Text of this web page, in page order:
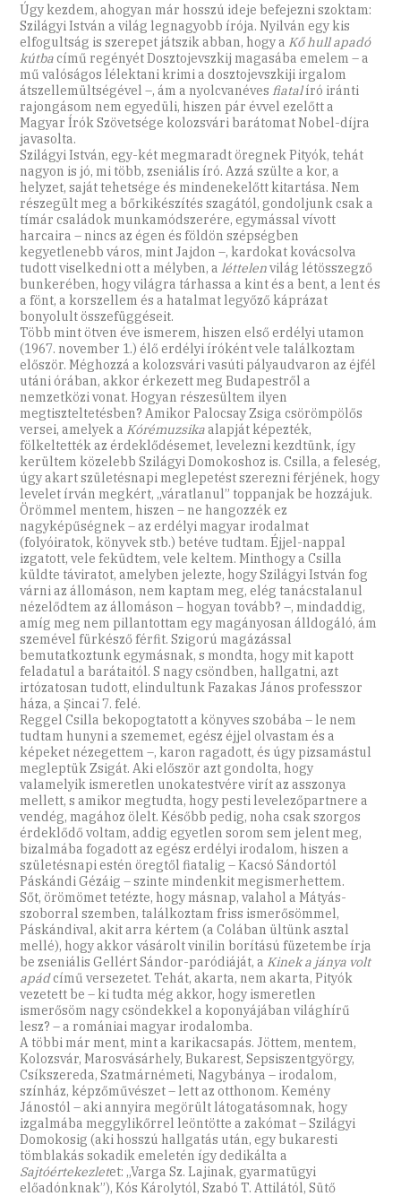
Úgy kezdem, ahogyan már hosszú ideje befejezni szoktam:
Szilágyi István a világ legnagyobb írója. Nyilván egy kis
elfogultság is szerepet játszik abban, hogy a Kő hull apadó
kútbacímű regényét Dosztojevszkij magasába emelem – a
mű valóságos lélektani krimi a dosztojevszkiji irgalom
átszellemültségével –, ám a nyolcvanévesfiatalíró iránti
rajongásom nem egyedüli, hiszen pár évvel ezelőtt a
Magyar Írók Szövetsége kolozsvári barátomat Nobel-díjra
javasolta.
Szilágyi István, egy-két megmaradt öregnek Pityók, tehát
nagyon is jó, mi több, zseniális író. Azzá szülte a kor, a
helyzet, saját tehetsége és mindenekelőtt kitartása. Nem
részegült meg a bőrkikészítés szagától, gondoljunk csak a
tímár családok munkamódszerére, egymással vívott
harcaira – nincs az égen és földön szépségben
kegyetlenebb város, mint Jajdon –, kardokat kovácsolva
tudott viselkedni ott a mélyben, aléttelenvilág létösszegző
bunkerében, hogy világra tárhassa a kint és a bent, a lent és
a fönt, a korszellem és a hatalmat legyőző káprázat
bonyolult összefüggéseit.
Több mint ötven éve ismerem, hiszen első erdélyi utamon
(1967. november 1.) élő erdélyi íróként vele találkoztam
először. Méghozzá a kolozsvári vasúti pályaudvaron az éjfél
utáni órában, akkor érkezett meg Budapestről a
nemzetközi vonat. Hogyan részesültem ilyen
megtiszteltetésben? Amikor Palocsay Zsiga csörömpölős
versei, amelyek a Kórémuzsikaalapját képezték,
fölkeltették az érdeklődésemet, levelezni kezdtünk, így
kerültem közelebb Szilágyi Domokoshoz is. Csilla, a feleség,
úgy akart születésnapi meglepetést szerezni férjének, hogy
levelet írván megkért, „váratlanul” toppanjak be hozzájuk.
Örömmel mentem, hiszen – ne hangozzék ez
nagyképűségnek – az erdélyi magyar irodalmat
(folyóiratok, könyvek stb.) betéve tudtam. Éjjel-nappal
izgatott, vele feküdtem, vele keltem. Minthogy a Csilla
küldte táviratot, amelyben jelezte, hogy Szilágyi István fog
várni az állomáson, nem kaptam meg, elég tanácstalanul
nézelődtem az állomáson – hogyan tovább? –, mindaddig,
amíg meg nem pillantottam egy magányosan álldogáló, ám
szemével fürkésző férfit. Szigorú magázással
bemutatkoztunk egymásnak, s mondta, hogy mit kapott
feladatul a barátaitól. S nagy csöndben, hallgatni, azt
irtózatosan tudott, elindultunk Fazakas János professzor
háza, a Șincai 7. felé.
Reggel Csilla bekopogtatott a könyves szobába – le nem
tudtam hunyni a szememet, egész éjjel olvastam és a
képeket nézegettem –, karon ragadott, és úgy pizsamástul
megleptük Zsigát. Aki először azt gondolta, hogy
valamelyik ismeretlen unokatestvére virít az asszonya
mellett, s amikor megtudta, hogy pesti levelezőpartnere a
vendég, magához ölelt. Később pedig, noha csak szorgos
érdeklődő voltam, addig egyetlen sorom sem jelent meg,
bizalmába fogadott az egész erdélyi irodalom, hiszen a
születésnapi estén öregtől fiatalig – Kacsó Sándortól
Páskándi Gézáig – szinte mindenkit megismerhettem.
Sőt, örömömet tetézte, hogy másnap, valahol a Mátyás-
szoborral szemben, találkoztam friss ismerősömmel,
Páskándival, akit arra kértem (a Colában ültünk asztal
mellé), hogy akkor vásárolt vinilin borítású füzetembe írja
be zseniális Gellért Sándor-paródiáját, a Kinek a jánya volt
apádcímű versezetet. Tehát, akarta, nem akarta, Pityók
vezetett be – ki tudta még akkor, hogy ismeretlen
ismerősöm nagy csöndekkel a koponyájában világhírű
lesz? – a romániai magyar irodalomba.
A többi már ment, mint a karikacsapás. Jöttem, mentem,
Kolozsvár, Marosvásárhely, Bukarest, Sepsiszentgyörgy,
Csíkszereda, Szatmárnémeti, Nagybánya – irodalom,
színház, képzőművészet – lett az otthonom. Kemény
Jánostól – aki annyira megörült látogatásomnak, hogy
izgalmába meggylikőrrel leöntötte a zakómat – Szi­lá­gyi
Domokosig (aki hosszú hallgatás után, egy bukaresti
tömblakás sokadik emeletén így dedikálta a
Sajtóértekezletet: „Varga Sz. Lajinak, gyarmatügyi
előadónknak”), Kós Károlytól, Szabó T. Attilától, Sütő